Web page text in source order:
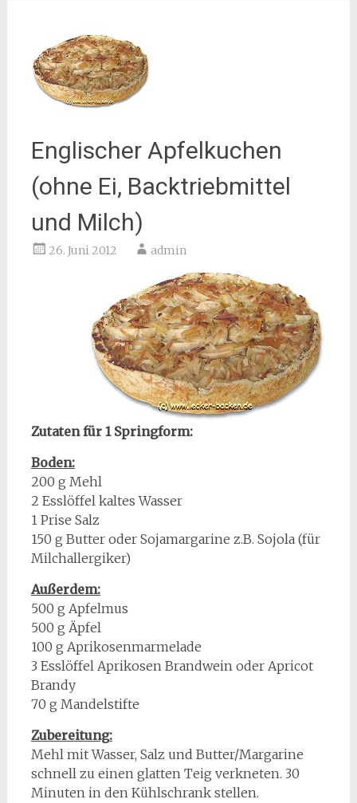
Englischer Apfelkuchen
(ohne Ei, Backtriebmittel
und Milch)
26. Juni 2012 admin
Zutaten für 1 Springform:
Boden:
200 g Mehl
2 Esslöffel kaltes Wasser
1 Prise Salz
150 g Butter oder Sojamargarine z.B. Sojola (für
Milchallergiker)
Außerdem:
500 g Apfelmus
500 g Äpfel
100 g Aprikosenmarmelade
3 Esslöffel Aprikosen Brandwein oder Apricot
Brandy
70 g Mandelstifte
Zubereitung:
Mehl mit Wasser, Salz und Butter/Margarine
schnell zu einen glatten Teig verkneten. 30
Minuten in den Kühlschrank stellen.